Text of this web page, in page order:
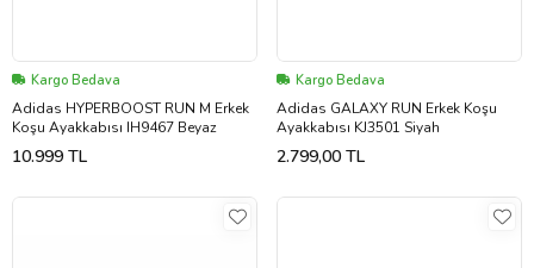
Kargo Bedava
Adidas HYPERBOOST RUN M Erkek
Koşu Ayakkabısı IH9467 Beyaz
10.999 TL
Kargo Bedava
Adidas GALAXY RUN Erkek Koşu
Ayakkabısı KJ3501 Siyah
2.799,00 TL